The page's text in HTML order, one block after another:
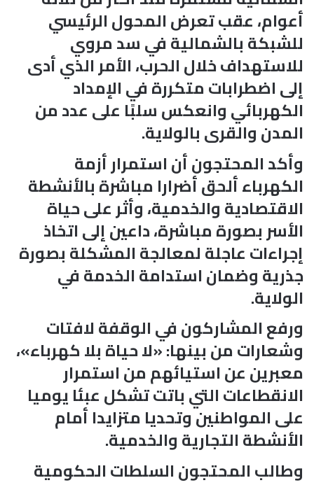
أعوام، عقب تعرض المحول الرئيسي
للشبكة بالشمالية في سد مروي
للاستهداف خلال الحرب، الأمر الذي أدى
إلى اضطرابات متكررة في الإمداد
الكهربائي وانعكس سلبًا على عدد من
المدن والقرى بالولاية.
وأكد المحتجون أن استمرار أزمة
الكهرباء ألحق أضرارا مباشرة بالأنشطة
الاقتصادية والخدمية، وأثر على حياة
الأسر بصورة مباشرة، داعين إلى اتخاذ
إجراءات عاجلة لمعالجة المشكلة بصورة
جذرية وضمان استدامة الخدمة في
الولاية.
ورفع المشاركون في الوقفة لافتات
وشعارات من بينها: «لا حياة بلا كهرباء»،
معبرين عن استيائهم من استمرار
الانقطاعات التي باتت تشكل عبئا يوميا
على المواطنين وتحديا متزايدا أمام
الأنشطة التجارية والخدمية.
وطالب المحتجون السلطات الحكومية